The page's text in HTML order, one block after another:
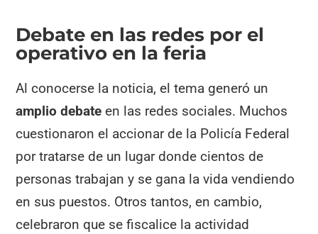
Debate en las redes por el
operativo en la feria
Al conocerse la noticia, el tema generó un
amplio debate en las redes sociales. Muchos
cuestionaron el accionar de la Policía Federal
por tratarse de un lugar donde cientos de
personas trabajan y se gana la vida vendiendo
en sus puestos. Otros tantos, en cambio,
celebraron que se fiscalice la actividad